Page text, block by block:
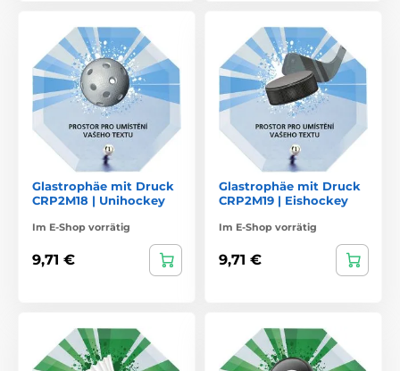
Glastrophäe mit Druck
CRP2M18 | Unihockey
Im E-Shop vorrätig
9,71 €
Glastrophäe mit Druck
CRP2M19 | Eishockey
Im E-Shop vorrätig
9,71 €